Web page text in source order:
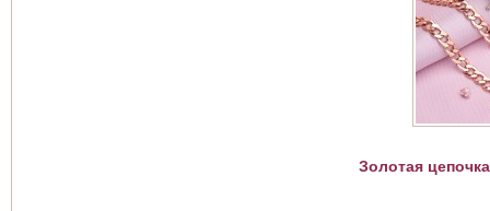
Золотая